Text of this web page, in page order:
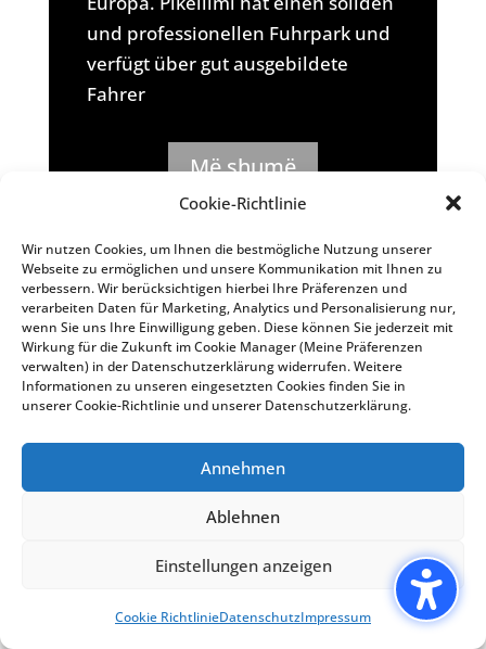
Cookie-Richtlinie
Wir nutzen Cookies, um Ihnen die bestmögliche Nutzung unserer
Webseite zu ermöglichen und unsere Kommunikation mit Ihnen zu
verbessern. Wir berücksichtigen hierbei Ihre Präferenzen und
verarbeiten Daten für Marketing, Analytics und Personalisierung nur,
wenn Sie uns Ihre Einwilligung geben. Diese können Sie jederzeit mit
Wirkung für die Zukunft im Cookie Manager (Meine Präferenzen
verwalten) in der Datenschutzerklärung widerrufen. Weitere
Informationen zu unseren eingesetzten Cookies finden Sie in
unserer Cookie-Richtlinie und unserer Datenschutzerklärung.
Annehmen
Ablehnen
Einstellungen anzeigen
Cookie RichtlinieDatenschutzImpressum
und professionellen Fuhrpark und
verfügt über gut ausgebildete
Fahrer
Më shumë
Pikellimi arbeitet ohne versteckte
Grundlage Ihrer Wünsche und
Anforderungen erstellen wir Ihnen
ein Angebot, auf das Sie sich